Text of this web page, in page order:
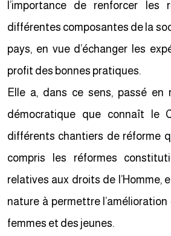
l’importance de renforcer les
différentes composantes de la
pays, en vue d’échanger les
profit des bonnes pratiques.
Elle a, dans ce sens, passé en
démocratique que connaît le
différents chantiers de réforme
compris les réformes
relatives aux droits de l’Homme,
nature à permettre
femmes et des jeunes.